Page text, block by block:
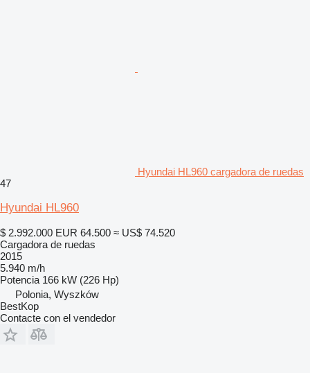
Hyundai HL960 cargadora de ruedas
47
Hyundai HL960
$ 2.992.000 EUR 64.500 ≈ US$ 74.520
Cargadora de ruedas
2015
5.940 m/h
Potencia 166 kW (226 Hp)
Polonia, Wyszków
BestKop
Contacte con el vendedor